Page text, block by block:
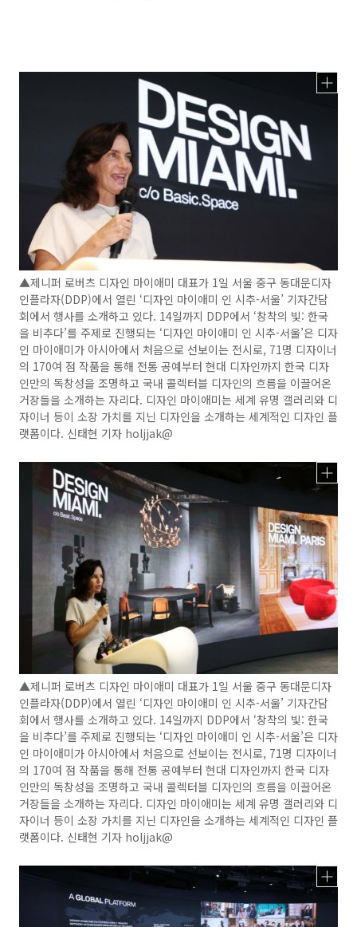
▲제니퍼 로버츠 디자인 마이애미 대표가 1일 서울 중구 동대문디자
인플라자(DDP)에서 열린 ‘디자인 마이애미 인 시추-서울’ 기자간담
회에서 행사를 소개하고 있다. 14일까지 DDP에서 ‘창착의 빛: 한국
을 비추다’를 주제로 진행되는 ‘디자인 마이애미 인 시추-서울’은 디자
인 마이애미가 아시아에서 처음으로 선보이는 전시로, 71명 디자이너
의 170여 점 작품을 통해 전통 공예부터 현대 디자인까지 한국 디자
인만의 독창성을 조명하고 국내 콜렉터블 디자인의 흐름을 이끌어온
거장들을 소개하는 자리다. 디자인 마이애미는 세계 유명 갤러리와 디
자이너 등이 소장 가치를 지닌 디자인을 소개하는 세계적인 디자인 플
랫폼이다. 신태현 기자 holjjak@
▲제니퍼 로버츠 디자인 마이애미 대표가 1일 서울 중구 동대문디자
인플라자(DDP)에서 열린 ‘디자인 마이애미 인 시추-서울’ 기자간담
회에서 행사를 소개하고 있다. 14일까지 DDP에서 ‘창착의 빛: 한국
을 비추다’를 주제로 진행되는 ‘디자인 마이애미 인 시추-서울’은 디자
인 마이애미가 아시아에서 처음으로 선보이는 전시로, 71명 디자이너
의 170여 점 작품을 통해 전통 공예부터 현대 디자인까지 한국 디자
인만의 독창성을 조명하고 국내 콜렉터블 디자인의 흐름을 이끌어온
거장들을 소개하는 자리다. 디자인 마이애미는 세계 유명 갤러리와 디
자이너 등이 소장 가치를 지닌 디자인을 소개하는 세계적인 디자인 플
랫폼이다. 신태현 기자 holjjak@